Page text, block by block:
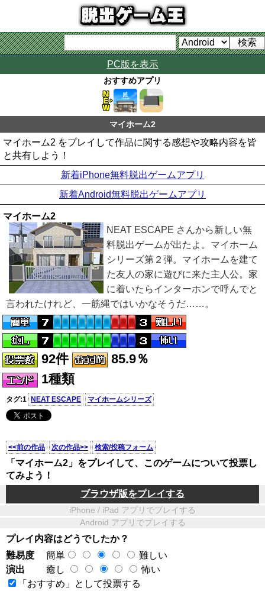
PC版を表示
おすすめアプリ
マイホーム2
マイホーム2 をプレイして作品に関する感想や攻略内容を皆
と共有しよう！
新着iPhone無料脱出ゲームアプリ
新着Android無料脱出ゲームアプリ
マイホーム2
NEAT ESCAPE さんから新しい無
料脱出ゲームが出たよ。マイホーム
シリーズ第２弾。マイホームを建て
た友人の家に遊びに来た主人公。家
に着いたらインターホンで呼んでと
言われたけれど、一筋縄ではいかなそうだ……。
92件
85.9％
1種類
タグ:1 NEAT ESCAPE マイホームシリーズ
<<前の作品 次の作品>> 検索/投稿フォーム
「マイホーム2」をプレイして、このゲームについて投票し
てみよう！
ブラウザ版をプレイする
iPhone / iPad アプリでプレイする
Android アプリでプレイする
プレイ内容はどうでしたか？
難易度
簡単
難しい
演出
癒し
怖い
「おすすめ」として投票する